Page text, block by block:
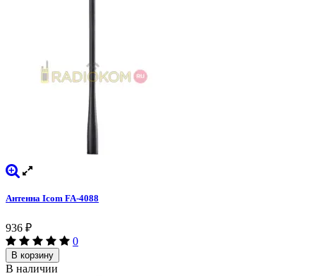
Антенна Icom FA-4088
936 ₽
0
В корзину
В наличии